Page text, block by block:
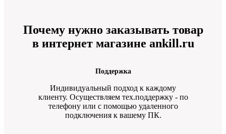
Почему нужно заказывать товар
в интернет магазине ankill.ru
Поддержка
Индивидуальный подход к каждому
клиенту. Осуществляем тех.поддержку - по
телефону или с помощью удаленного
подключения к вашему ПК.